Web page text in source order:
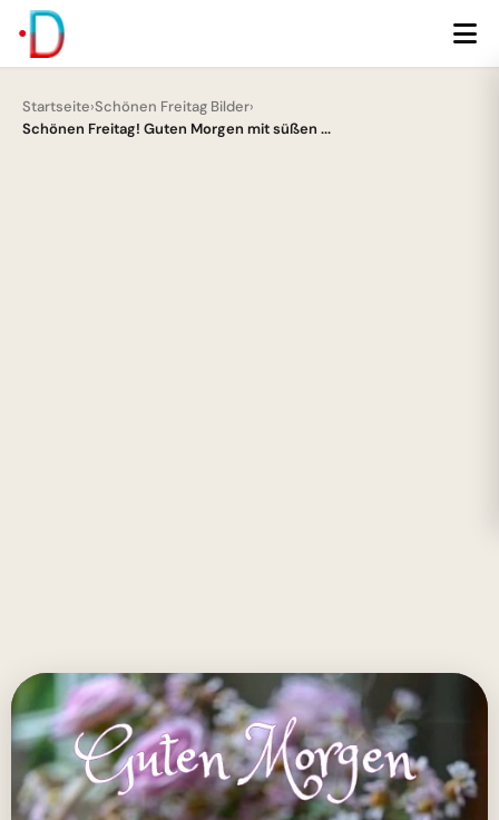
Startseite›Schönen Freitag Bilder›
Schönen Freitag! Guten Morgen mit süßen ...